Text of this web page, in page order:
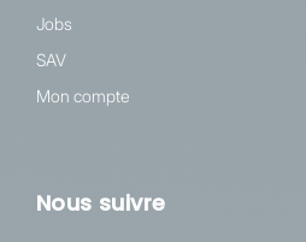
Jobs
SAV
Mon compte
Nous suivre